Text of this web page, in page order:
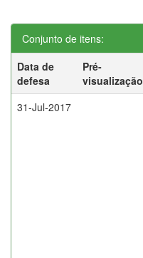
Conjunto de itens:
Data de
defesa
Pré-
visualização
31-Jul-2017